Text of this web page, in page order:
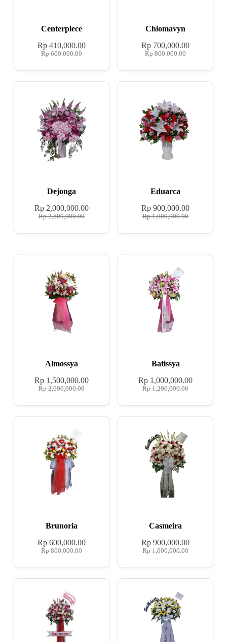
Centerpiece
Rp600,000.00
Rp410,000.00
Chiomavyn
Rp800,000.00
Rp 700,000.00
Dejonga
Rp2,500,000.00
Rp2,000,000.00
Eduarca
Rp1,000,000.00
Rp 900,000.00
Almossya
Rp2,000,000.00
Rp1,500,000.00
Batissya
Rp1,200,000.00
Rp 1,000,000.00
Brunoria
Rp800,000.00
Rp600,000.00
Casmeira
Rp1,000,000.00
Rp 900,000.00